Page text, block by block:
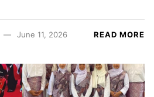
June 11, 2026 READ MORE